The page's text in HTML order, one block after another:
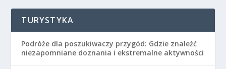
TURYSTYKA
Podróże dla poszukiwaczy przygód: Gdzie znaleźć
niezapomniane doznania i ekstremalne aktywności